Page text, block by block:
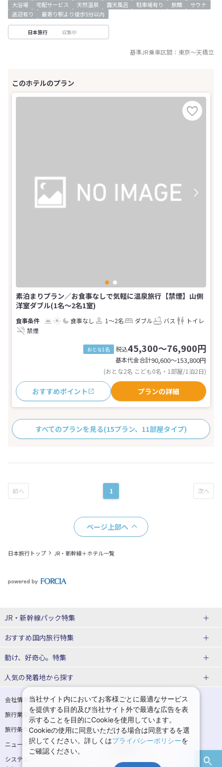
大浴場 宅配サービス 天然温泉 露天風呂 駐車場有り 旅館
サウナ
送迎有り
最寄り駅より徒歩5分以内
日本旅行 収集中
基準JR乗車区間： 東京～天橋立
素泊まりプラン／お食事なしで気軽に温泉旅行【禁煙】山側
洋室ダブル(1名～2名1室)
食事なし 1～2名 ダブル バス
トイレ
禁煙
おとな1名 税込45,300～76,900円
基本代金合計90,600〜153,800円
(おとな2名 こども0名・1部屋/1泊2日)
おすすめポイント プランの詳細
すべてのプランを見る(15プラン、11部屋タイプ)
1
ページ上部へ
日本旅行トップ JR・新幹線＋ホテル一覧
JR・新幹線パック特集
tabiwaスペシャル
日帰りTrip
おすすめ国内旅行特集
ユニバーサル・スタジオ・ジャパンへの旅
贅沢時間
大阪
動け、好奇心。特集
西の日キャンペーン
こだわり企画 鉄道 京都 美酒旅 祭り花火 期間限定イベント
体験プラン
親子旅
演劇 イベント スポーツ 音楽
人気の発着地から探す
関西→金沢旅 関西→広島旅
関西→岡山旅 関西→博多旅
広島→大阪旅 広島→博多旅
広島→岡山旅
会社情報
プライバシーポリシー
旅行業登録票・約款
規約集
旅行条件書
商標について
ニュースリリース
採用情報
システムメンテナンスの
当社サイト内においてお客様ごとに最適なサービス
を提供する目的及び当社サイト外で最適な広告を表
示することを目的にCookieを使用しています。
Cookieの使用に同意いただける場合は同意するを選
択してください。詳しくはプライバシーポリシーを
ご確認ください。